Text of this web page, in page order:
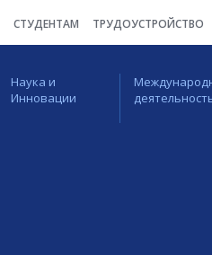
СТУДЕНТАМ ТРУДОУСТРОЙСТВО
Наука и
Инновации